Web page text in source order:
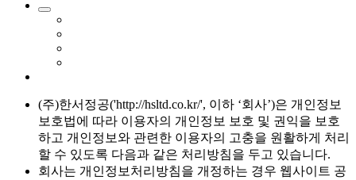
(주)한서정공('http://hsltd.co.kr/', 이하 ‘회사’)은 개인정보
보호법에 따라 이용자의 개인정보 보호 및 권익을 보호
하고 개인정보와 관련한 이용자의 고충을 원활하게 처리
할 수 있도록 다음과 같은 처리방침을 두고 있습니다.
회사는 개인정보처리방침을 개정하는 경우 웹사이트 공